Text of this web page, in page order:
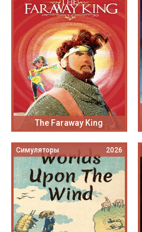
The Faraway King
Симуляторы 2026